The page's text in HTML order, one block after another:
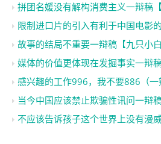
拼团名媛没有解构消费主义一辩稿【
限制进口片的引入有利于中国电影
故事的结局不重要一辩稿【九只小白
媒体的价值更体现在发掘事实一辩稿
感兴趣的工作996，我不要886（一
当今中国应该禁止欺骗性讯问一辩
不应该告诉孩子这个世界上没有漫